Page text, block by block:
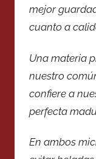
mejor
cuanto a
Una materia
nuestro
confiere a
perfecta
En ambos